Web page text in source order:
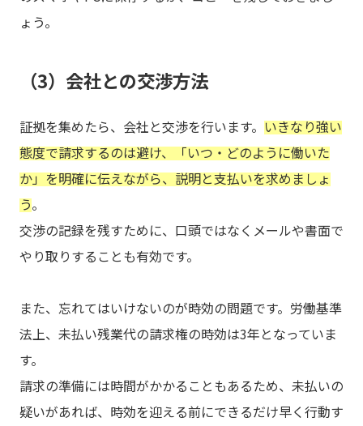
ょう。
（3）会社との交渉方法
証拠を集めたら、会社と交渉を行います。 いきなり強い
態度で請求するのは避け、「いつ・どのように働いた
か」を明確に伝えながら、説明と支払いを求めましょ
う。
交渉の記録を残すために、口頭ではなくメールや書面で
やり取りすることも有効です。
また、忘れてはいけないのが時効の問題です。労働基準
法上、未払い残業代の請求権の時効は3年となっていま
す。
請求の準備には時間がかかることもあるため、未払いの
疑いがあれば、時効を迎える前にできるだけ早く行動す